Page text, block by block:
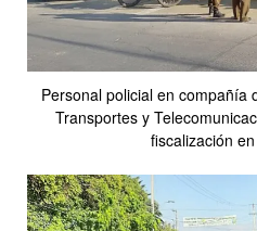
Personal policial en compañía
Transportes y
fiscalización